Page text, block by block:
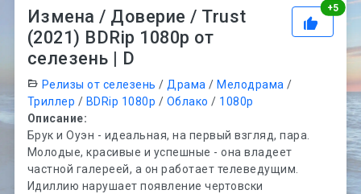
+5
Измена / Доверие / Trust
(2021) BDRip 1080p от
селезень | D
Релизы от селезень /Драма / Мелодрама /
Триллер / BDRip 1080p / Облако / 1080p
Описание:
Брук и Оуэн - идеальная, на первый взгляд, пара.
Молодые, красивые и успешные - она владеет
частной галереей, а он работает телеведущим.
Идиллию нарушает появление чертовски